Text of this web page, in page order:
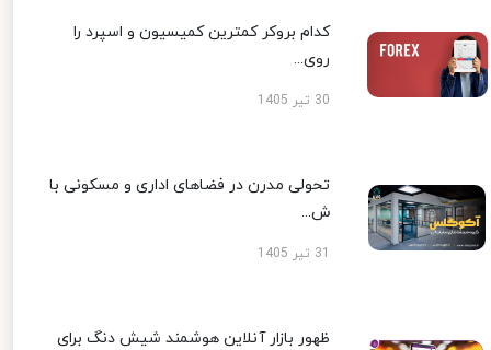
کدام بروکر کمترین کمیسیون و اسپرد را
روی...
30 تیر 1405
تحولی مدرن در فضاهای اداری و مسکونی با
ش...
ظهور بازار آنلاین هوشمند شیش دنگ برای